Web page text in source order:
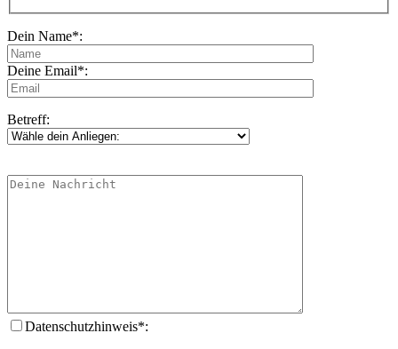
Dein Name*:
Deine Email*:
Betreff:
Datenschutzhinweis*: